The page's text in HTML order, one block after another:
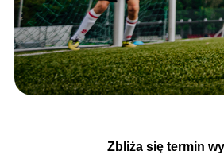
Zbliża się terminw